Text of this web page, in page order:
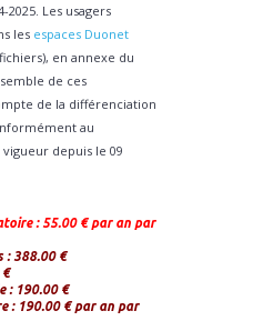
2025. Les usagers
les espaces Duonet
en annexe du
de ces
de la différenciation
au
depuis le 09
: 55.00 € par an par
: 388.00 €
€
: 190.00 €
: 190.00 € par an par